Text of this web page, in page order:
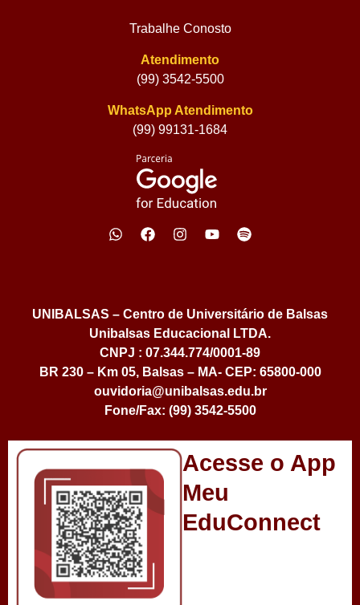
Trabalhe Conosto
Atendimento
(99) 3542-5500
WhatsApp Atendimento
(99) 99131-1684
UNIBALSAS – Centro de Universitário de Balsas
Unibalsas Educacional LTDA.
CNPJ : 07.344.774/0001-89
BR 230 – Km 05, Balsas – MA- CEP: 65800-000
ouvidoria@unibalsas.edu.br
Fone/Fax: (99) 3542-5500
Acesse o App
Meu
EduConnect